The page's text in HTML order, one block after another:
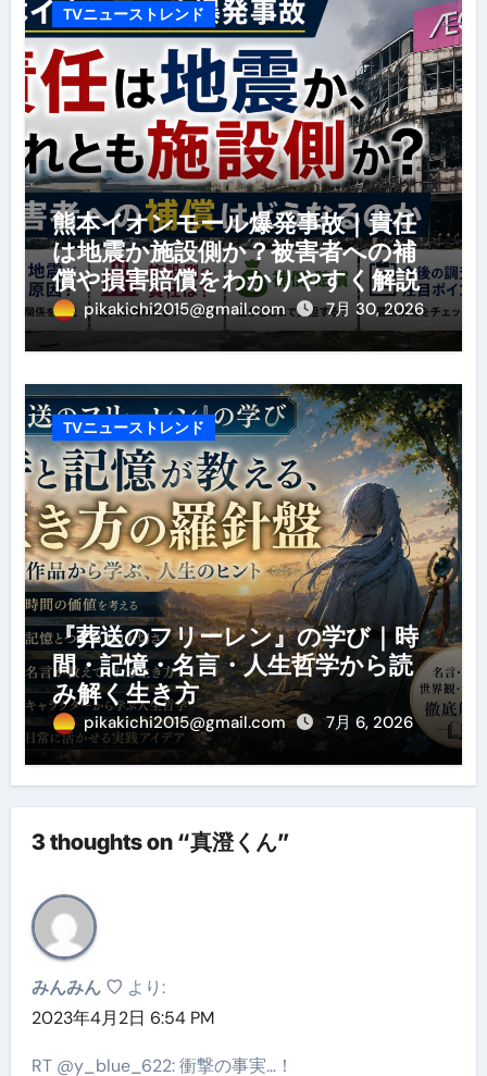
TVニューストレンド
熊本イオンモール爆発事故｜責任
は地震か施設側か？被害者への補
償や損害賠償をわかりやすく解説
pikakichi2015@gmail.com 7月 30, 2026
TVニューストレンド
『葬送のフリーレン』の学び｜時
間・記憶・名言・人生哲学から読
み解く生き方
pikakichi2015@gmail.com 7月 6, 2026
3 thoughts on “真澄くん”
みんみん ♡ より:
2023年4月2日 6:54 PM
RT @y_blue_622: 衝撃の事実…！